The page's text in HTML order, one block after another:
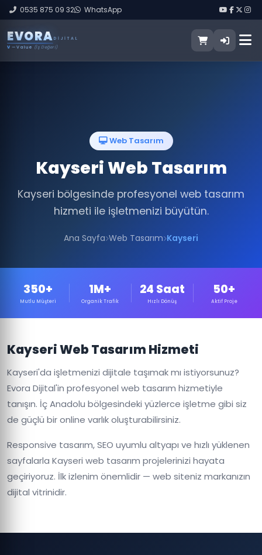
0535 875 09 32 WhatsApp
EVORA DIJITAL
V — Value (İş Değeri)
Web Tasarım
Kayseri Web Tasarım
Kayseri bölgesinde profesyonel web tasarım
hizmeti ile işletmenizi büyütün.
Ana Sayfa Web Tasarım Kayseri
350+
Mutlu Müşteri
1M+
Organik Trafik
24 Saat
Hızlı Dönüş
50+
Aktif Proje
Kayseri Web Tasarım Hizmeti
Kayseri'da işletmenizi dijitale taşımak mı istiyorsunuz?
Evora Dijital'in profesyonel web tasarım hizmetiyle
tanışın. İç Anadolu bölgesindeki yüzlerce işletme gibi siz
de güçlü bir online varlık oluşturabilirsiniz.
Responsive tasarım, SEO uyumlu altyapı ve hızlı yüklenen
sayfalarla Kayseri web tasarım projelerinizi hayata
geçiriyoruz. İlk izlenim önemlidir — web siteniz markanızın
dijital vitrinidir.